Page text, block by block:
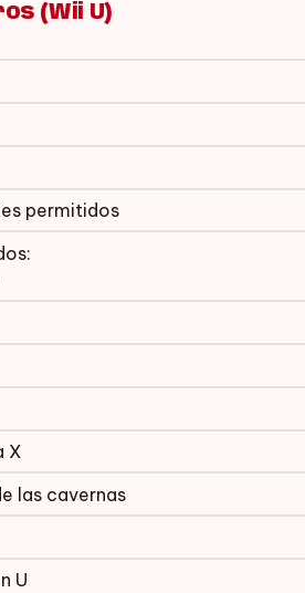
(Wii U)
permitidos
X
las cavernas
U